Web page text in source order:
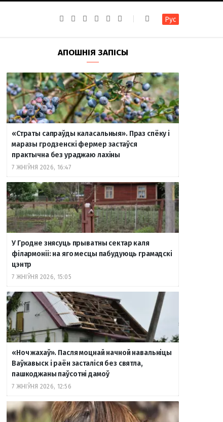
b
o
k
a
g
a
m
g
r
a
m
u
b
т
а
т
е
Рус
АПОШНІЯ ЗАПІСЫ
«Страты сапраўды каласальныя». Праз спёку і
маразы гродзенскі фермер застаўся
практычна без ураджаю лахіны
7 ЖНІЎНЯ 2026, 16:47
У Гродне знясуць прыватны сектар каля
філармоніі: на яго месцы пабудуюць грамадскі
цэнтр
7 ЖНІЎНЯ 2026, 15:05
«Ноч жахаў». Пасля моцнай начной навальніцы
Ваўкавыск і раён засталіся без святла,
пашкоджаны паўсотні дамоў
7 ЖНІЎНЯ 2026, 12:56